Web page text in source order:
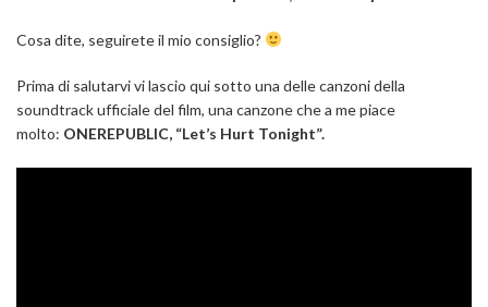
Cosa dite, seguirete il mio consiglio?
Prima di salutarvi vi lascio qui sotto una delle canzoni della
soundtrack ufficiale del film, una canzone che a me piace
molto: ONEREPUBLIC, “Let’s Hurt Tonight”.